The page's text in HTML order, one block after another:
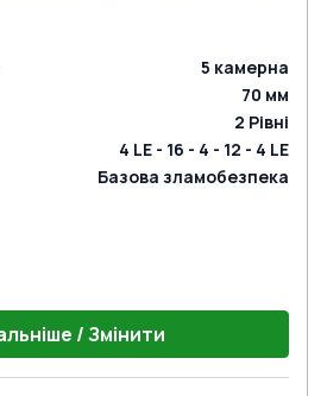
5 камерна
70 мм
2 Рівні
4 LE - 16 - 4 - 12 - 4 LE
Базова зламобезпека
/ Змінити